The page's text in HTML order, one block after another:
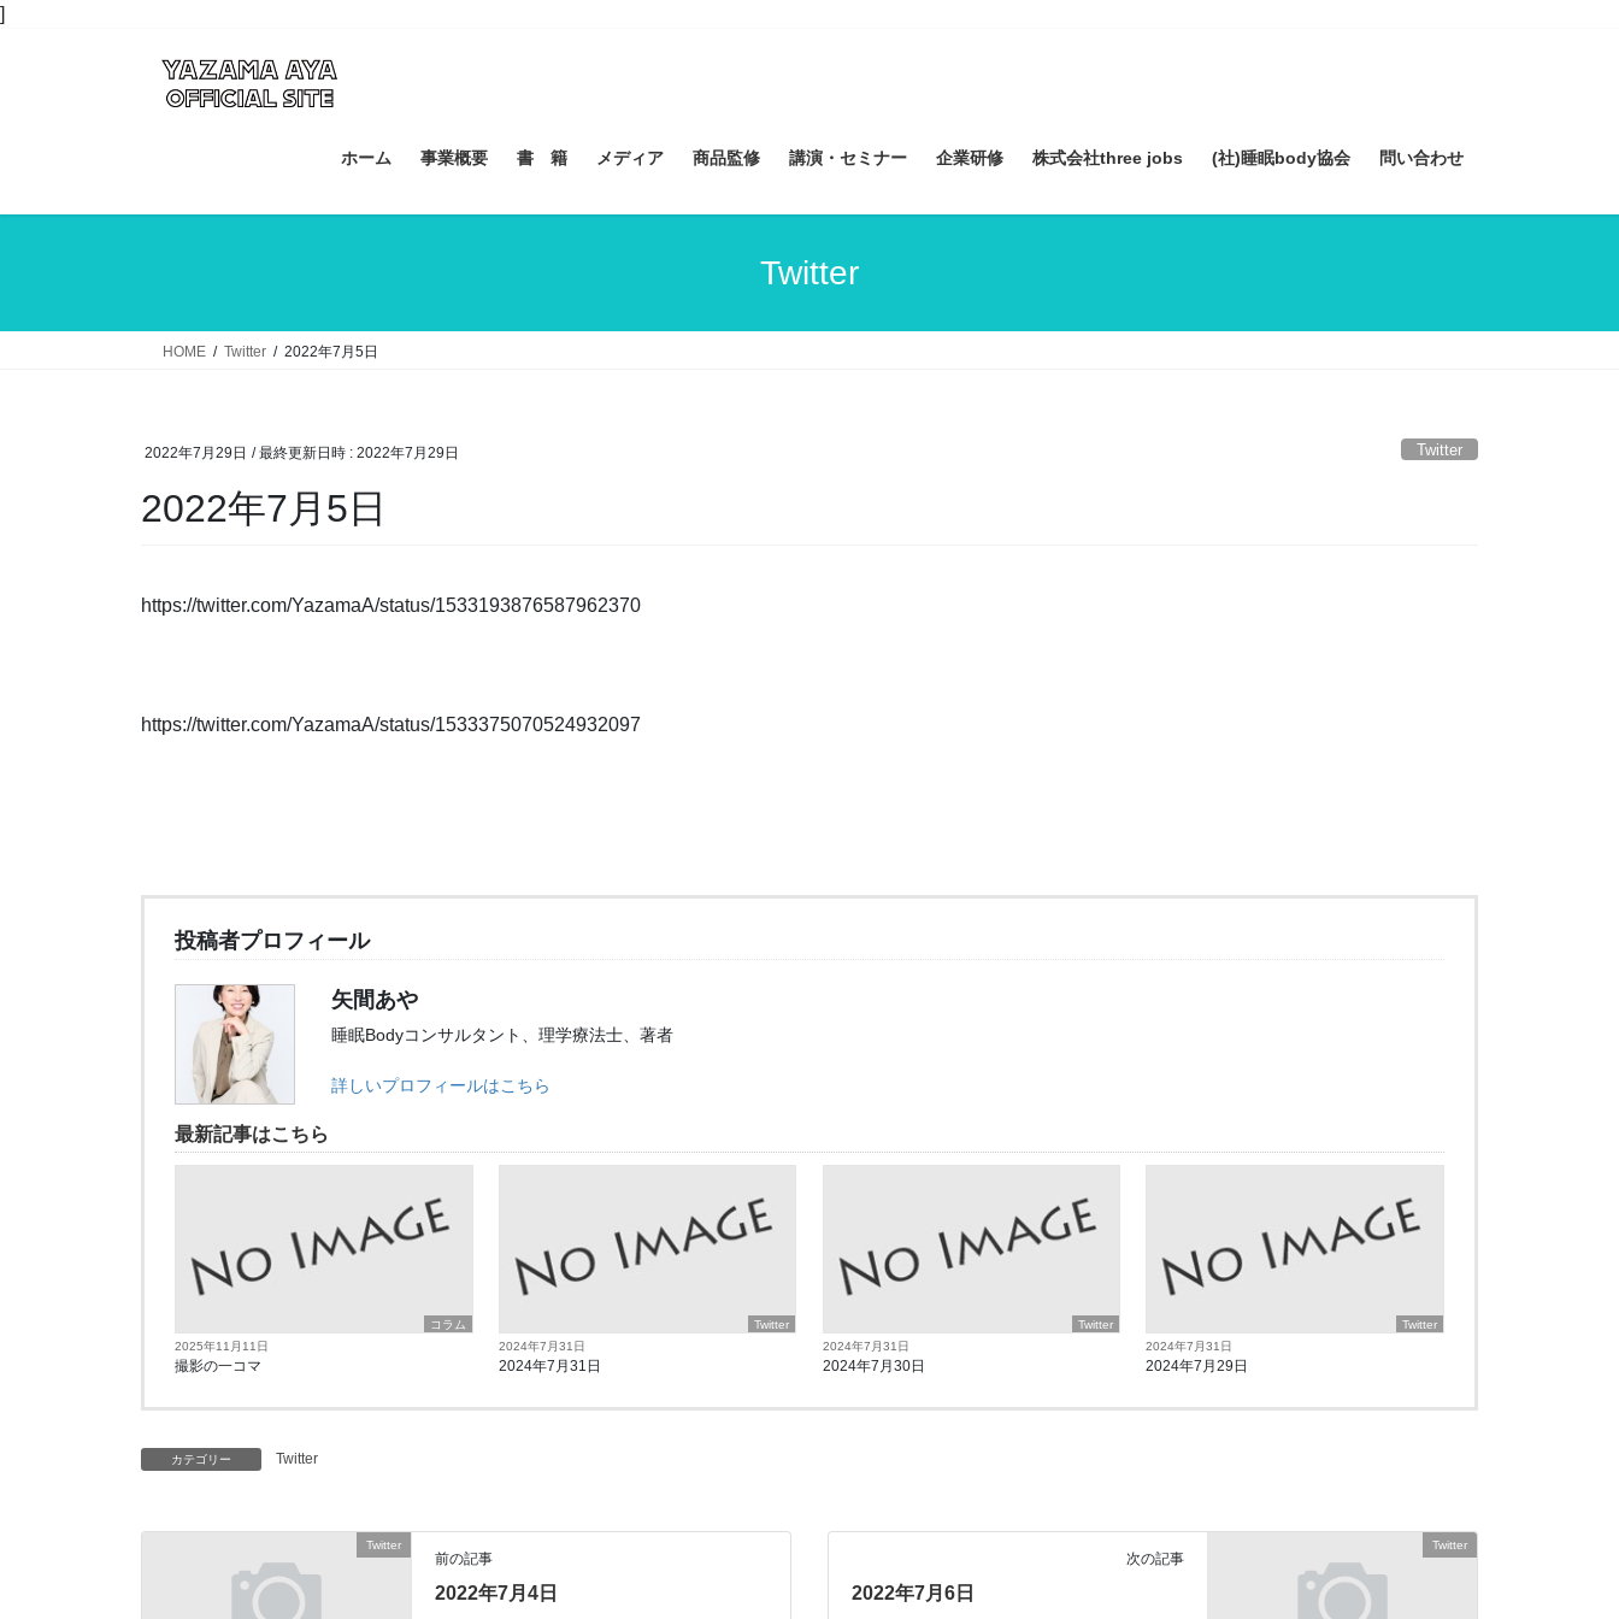
]コ
キ
ナ
に
ホーム 事業概要 書 籍 メディア 商品監修 講演・セミナー 企業研修 株式会社three jobs (社)睡眠body協会 問い合わせ
Twitter
HOME Twitter 2022年7月5日
2022年7月29日 / 最終更新日時 : 2022年7月29日 Twitter
2022年7月5日
https://twitter.com/YazamaA/status/1533193876587962370
https://twitter.com/YazamaA/status/1533375070524932097
投稿者プロフィール
矢間あや
睡眠Bodyコンサルタント、理学療法士、著者
詳しいプロフィールはこちら
最新記事はこちら
コラム
2025年11月11日
撮影の一コマ
Twitter
2024年7月31日
2024年7月31日
Twitter
2024年7月31日
2024年7月30日
Twitter
2024年7月31日
2024年7月29日
カテゴリー Twitter
Twitter
前の記事
2022年7月4日
Twitter
次の記事
2022年7月6日